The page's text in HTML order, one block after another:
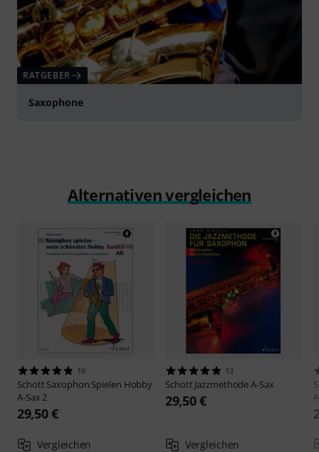
RATGEBER
Saxophone
Alternativen vergleichen
16
Schott Saxophon Spielen Hobby
A-Sax 2
29,50 €
Vergleichen
13
Schott Jazzmethode A-Sax
29,50 €
Vergleichen